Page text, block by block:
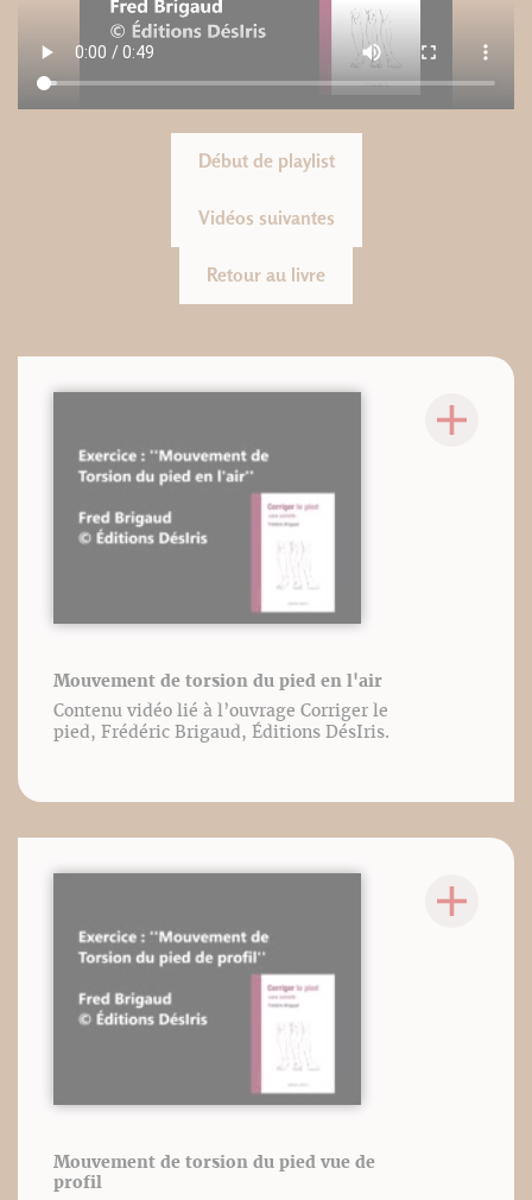
Début de playlist
Vidéos suivantes
Retour au livre
Mouvement de torsion du pied en l'air
Contenu vidéo lié à l’ouvrage Corriger le
pied, Frédéric Brigaud, Éditions DésIris.
Mouvement de torsion du pied vue de
profil